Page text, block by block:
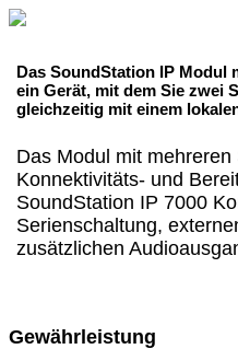
Das SoundStation IP Modul
ein Gerät, mit dem Sie zwei
gleichzeitig mit einem
Das Modul mit
Konnektivitäts- und
SoundStation IP 7000
Serienschaltung,
zusätzlichen
Gewährleistung